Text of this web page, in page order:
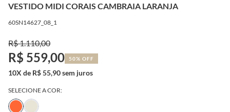
VESTIDO MIDI CORAIS CAMBRAIA LARANJA
60SN14627_08_1
R$ 1.110,00
R$ 559,00 50% OFF
10X de R$ 55,90 sem juros
SELECIONE A COR: